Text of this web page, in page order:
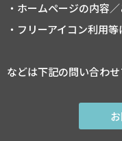
・ホームページの内容
・フリーアイコン利用
などは下記の問い合わ